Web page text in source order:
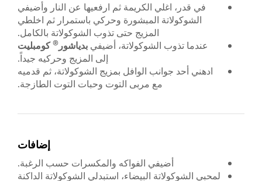
في قدر، اغلي الكريمة ثم ارفعيها عن النار وأضيفي
الشوكولاتة المبشورة وحركي باستمرار ثم اخلطي
المزيج حتى تذوب الشوكولاتة بالكامل.
عندما تذوب الشوكولاتة، أضيفي بدياشور ®كومبليت
إلى المزيج وحركيه جيداً.
ادهني أحد جوانب الوافل بمزيج الشوكولاتة، ثم قدميه
مع مربى التوت وحبات التوت الطازجة.
إضافات
أضيفي الفواكه والمكسرات حسب الرغبة.
لمحبي الشوكولاتة البيضاء، استبدلي الشوكولاتة الداكنة